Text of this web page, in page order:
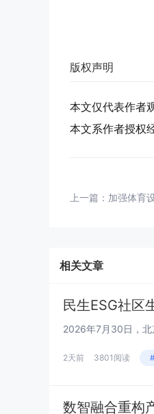
版权声明
本文仅代表作者
本文系作者授权
上一篇： 加强体育
相关文章
民生ESG社区
2天前 3801阅读
数智融合重构